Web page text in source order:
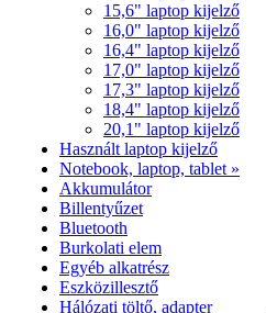
15,6" laptop kijelző
16,0" laptop kijelző
16,4" laptop kijelző
17,0" laptop kijelző
17,3" laptop kijelző
18,4" laptop kijelző
20,1" laptop kijelző
Használt laptop kijelző
Notebook, laptop, tablet »
Akkumulátor
Billentyűzet
Bluetooth
Burkolati elem
Egyéb alkatrész
Eszközillesztő
Hálózati töltő, adapter